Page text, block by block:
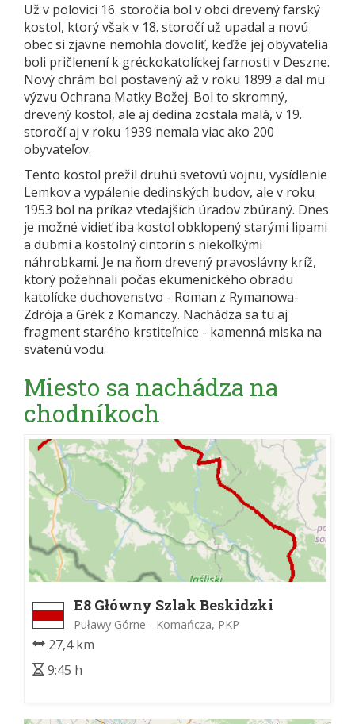
Už v polovici 16. storočia bol v obci drevený farský
kostol, ktorý však v 18. storočí už upadal a novú
obec si zjavne nemohla dovoliť, keďže jej obyvatelia
boli pričlenení k gréckokatolíckej farnosti v Deszne.
Nový chrám bol postavený až v roku 1899 a dal mu
výzvu Ochrana Matky Božej. Bol to skromný,
drevený kostol, ale aj dedina zostala malá, v 19.
storočí aj v roku 1939 nemala viac ako 200
obyvateľov.
Tento kostol prežil druhú svetovú vojnu, vysídlenie
Lemkov a vypálenie dedinských budov, ale v roku
1953 bol na príkaz vtedajších úradov zbúraný. Dnes
je možné vidieť iba kostol obklopený starými lipami
a dubmi a kostolný cintorín s niekoľkými
náhrobkami. Je na ňom drevený pravoslávny kríž,
ktorý požehnali počas ekumenického obradu
katolícke duchovenstvo - Roman z Rymanowa-
Zdrója a Grék z Komanczy. Nachádza sa tu aj
fragment starého krstiteľnice - kamenná miska na
svätenú vodu.
Miesto sa nachádza na
chodníkoch
E8 Główny Szlak Beskidzki
Puławy Górne - Komańcza, PKP
27,4 km
9:45 h